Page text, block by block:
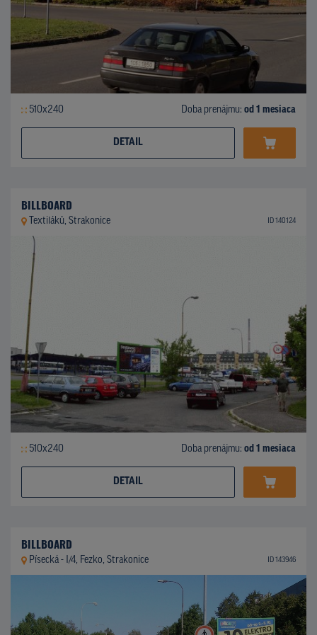
510x240 Doba prenájmu: od 1 mesiaca
DETAIL
BILLBOARD
Textiláků, Strakonice ID 140124
510x240 Doba prenájmu: od 1 mesiaca
DETAIL
BILLBOARD
Písecká - I/4, Fezko, Strakonice ID 143946